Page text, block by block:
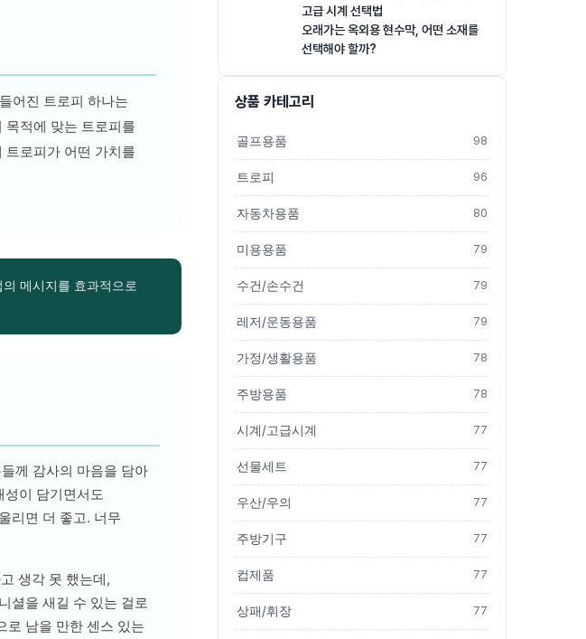
어진 트로피 하나는
목적에 맞는 트로피를
트로피가 어떤 가치를
메시지를 효과적으로
께 감사의 마음을 담아
성이 담기면서도
리면 더 좋고. 너무
생각 못 했는데,
셜을 새길 수 있는 걸로
로 남을 만한 센스 있는
고급 시계 선택법
오래가는 옥외용 현수막, 어떤 소재를
선택해야 할까?
상품 카테고리
골프용품 98
트로피 96
자동차용품 80
미용용품 79
수건/손수건 79
레저/운동용품 79
가정/생활용품 78
주방용품 78
시계/고급시계 77
선물세트 77
우산/우의 77
주방기구 77
컵제품 77
상패/휘장 77